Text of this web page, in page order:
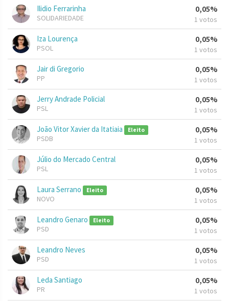
Ilidio Ferrarinha
SOLIDARIEDADE
0,05%
1 votos
Iza Lourença
PSOL
0,05%
1 votos
Jair di Gregorio
PP
0,05%
1 votos
Jerry Andrade Policial
PSL
0,05%
1 votos
João Vitor Xavier da Itatiaia Eleito
PSDB
0,05%
1 votos
Júlio do Mercado Central
PSL
0,05%
1 votos
Laura Serrano Eleito
NOVO
0,05%
1 votos
Leandro Genaro Eleito
PSD
0,05%
1 votos
Leandro Neves
PSD
0,05%
1 votos
Leda Santiago
PR
0,05%
1 votos